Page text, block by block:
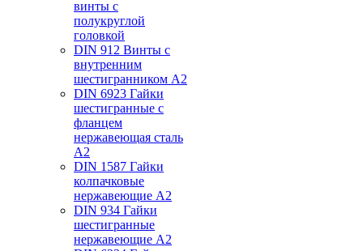
винты с
полукруглой
головкой
DIN 912 Винты с
внутренним
шестигранником А2
DIN 6923 Гайки
шестигранные с
фланцем
нержавеющая сталь
А2
DIN 1587 Гайки
колпачковые
нержавеющие А2
DIN 934 Гайки
шестигранные
нержавеющие А2